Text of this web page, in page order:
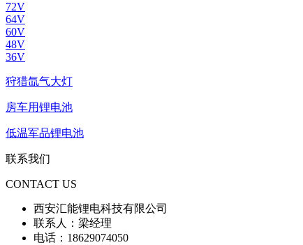
72V
64V
60V
48V
36V
狩猎氙气大灯
房车用锂电池
低温军品锂电池
联系我们
CONTACT US
西安汇能锂电科技有限公司
联系人：梁经理
电话：18629074050